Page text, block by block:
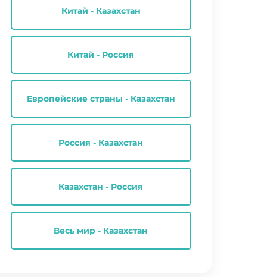
Китай - Казахстан
Китай - Россия
Европейские страны - Казахстан
Россия - Казахстан
Казахстан - Россия
Весь мир - Казахстан